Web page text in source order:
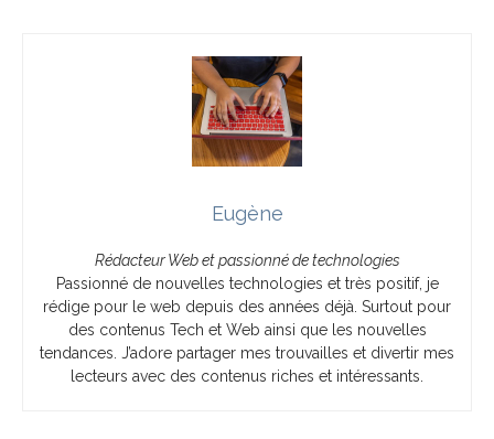
Eugène
Rédacteur Web et passionné de technologies
Passionné de nouvelles technologies et très positif, je
rédige pour le web depuis des années déjà. Surtout pour
des contenus Tech et Web ainsi que les nouvelles
tendances. J’adore partager mes trouvailles et divertir mes
lecteurs avec des contenus riches et intéressants.